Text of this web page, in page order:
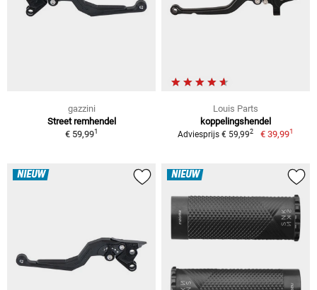
gazzini
Street remhendel
€ 59,991
Louis Parts
koppelingshendel
Adviesprijs € 59,992 € 39,991
NIEUW NIEUW